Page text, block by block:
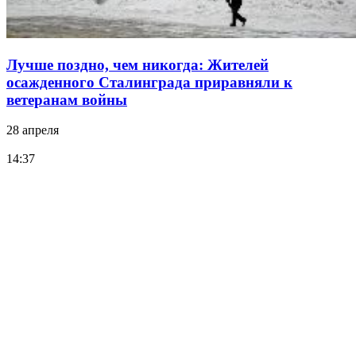
Лучше поздно, чем никогда: Жителей
осажденного Сталинграда приравняли к
ветеранам войны
28 апреля
14:37